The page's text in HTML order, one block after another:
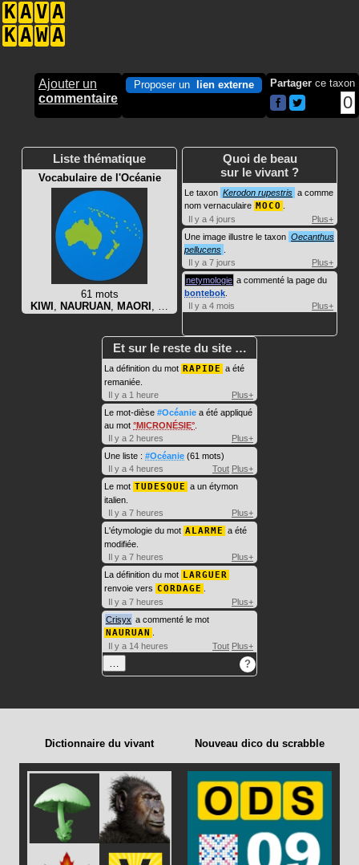
K A V A
K A W A
Ajouter un
commentaire
Proposer un lien externe Partager ce taxon
0
Liste thématique
Vocabulaire de l'Océanie
61 mots
KIWI , NAURUAN , MAORI , …
Quoi de beau
sur le vivant ?
Le taxon Kerodon rupestris a comme
nom vernaculaire MOCO
Il y a 4 jours
Plus+
Une image illustre le taxon Oecanthus
pellucens
Il y a 7 jours
Plus+
netymologie a commenté la page du
bontebok
Il y a 4 mois
Plus+
Et sur le reste du site …
La définition du mot RAPIDE a été
remaniée.
Il y a 1 heure
Plus+
Le mot-dièse #Océanie a été appliqué
au mot MICRONÉSIE
Il y a 2 heures
Plus+
Une liste : #Océanie (61 mots)
Il y a 4 heures
Tout Plus+
Le mot TUDESQUE a un étymon
italien.
Il y a 7 heures
Plus+
L'étymologie du mot ALARME a été
modifiée.
Il y a 7 heures
Plus+
La définition du mot LARGUER
renvoie vers CORDAGE
Il y a 7 heures
Plus+
Crisyx a commenté le mot
NAURUAN
Il y a 14 heures
Tout Plus+
… ?
Dictionnaire du vivant Nouveau dico du scrabble